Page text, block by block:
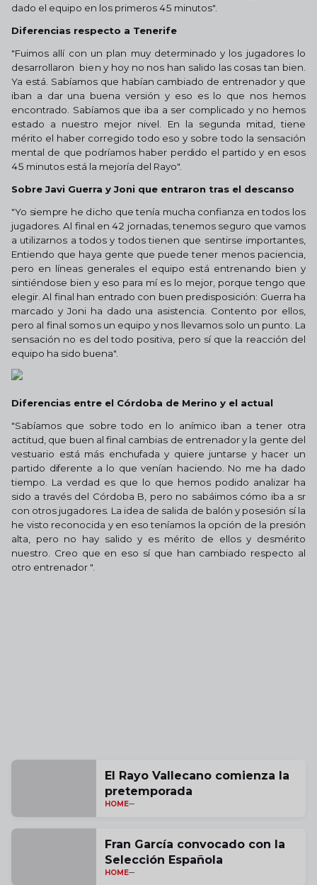
dado el equipo en los primeros 45 minutos".
Diferencias respecto a Tenerife
"Fuimos allí con un plan muy determinado y los jugadores lo
desarrollaron bien y hoy no nos han salido las cosas tan bien.
Ya está. Sabíamos que habían cambiado de entrenador y que
iban a dar una buena versión y eso es lo que nos hemos
encontrado. Sabíamos que iba a ser complicado y no hemos
estado a nuestro mejor nivel. En la segunda mitad, tiene
mérito el haber corregido todo eso y sobre todo la sensación
mental de que podríamos haber perdido el partido y en esos
45 minutos está la mejoría del Rayo".
Sobre Javi Guerra y Joni que entraron tras el descanso
"Yo siempre he dicho que tenía mucha confianza en todos los
jugadores. Al final en 42 jornadas, tenemos seguro que vamos
a utilizarnos a todos y todos tienen que sentirse importantes,
Entiendo que haya gente que puede tener menos paciencia,
pero en líneas generales el equipo está entrenando bien y
sintiéndose bien y eso para mí es lo mejor, porque tengo que
elegir. Al final han entrado con buen predisposición: Guerra ha
marcado y Joni ha dado una asistencia. Contento por ellos,
pero al final somos un equipo y nos llevamos solo un punto. La
sensación no es del todo positiva, pero sí que la reacción del
equipo ha sido buena".
Diferencias entre el Córdoba de Merino y el actual
"Sabíamos que sobre todo en lo anímico iban a tener otra
actitud, que buen al final cambias de entrenador y la gente del
vestuario está más enchufada y quiere juntarse y hacer un
partido diferente a lo que venían haciendo. No me ha dado
tiempo. La verdad es que lo que hemos podido analizar ha
sido a través del Córdoba B, pero no sabáimos cómo iba a sr
con otros jugadores. La idea de salida de balón y posesión sí la
he visto reconocida y en eso teníamos la opción de la presión
alta, pero no hay salido y es mérito de ellos y desmérito
nuestro. Creo que en eso sí que han cambiado respecto al
otro entrenador ".
El Rayo Vallecano comienza la
pretemporada
HOME
Fran García convocado con la
Selección Española
HOME